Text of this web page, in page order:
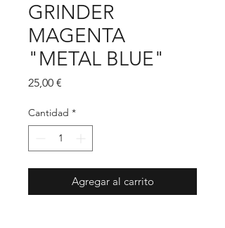
GRINDER
MAGENTA
"METAL BLUE"
25,00 €
Cantidad *
Agregar al carrito